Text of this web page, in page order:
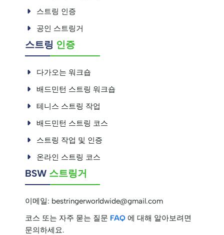
스트링 인증
공인 스트링거
스트링 인증
다가오는 워크숍
배드민턴 스트링 워크숍
테니스 스트링 작업
배드민턴 스트링 코스
스트링 작업 및 인증
온라인 스트링 코스
BSW 스트링거
이메일: bestringerworldwide@gmail.com
코스 또는 자주 묻는 질문 FAQ 에 대해 알아보려면
문의하세요.